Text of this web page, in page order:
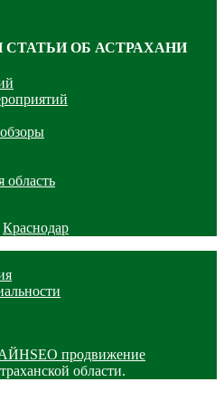
ОБ АСТРАХАНИ
область
Краснодар
SEO продвижение
области.